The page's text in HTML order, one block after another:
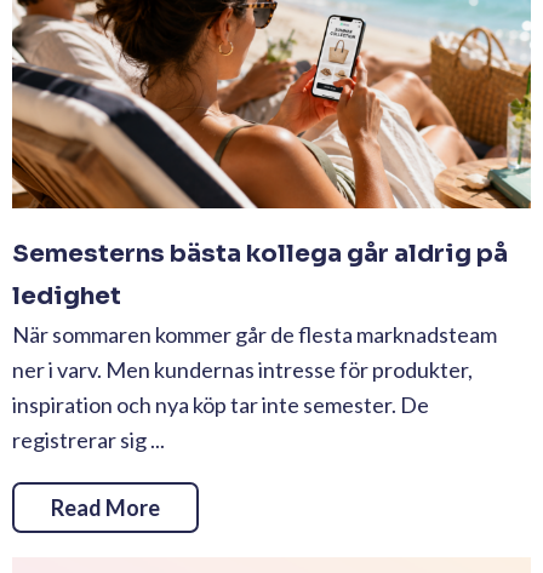
Semesterns bästa kollega går aldrig på
ledighet
När sommaren kommer går de flesta marknadsteam
ner i varv. Men kundernas intresse för produkter,
inspiration och nya köp tar inte semester. De
registrerar sig ...
Read More